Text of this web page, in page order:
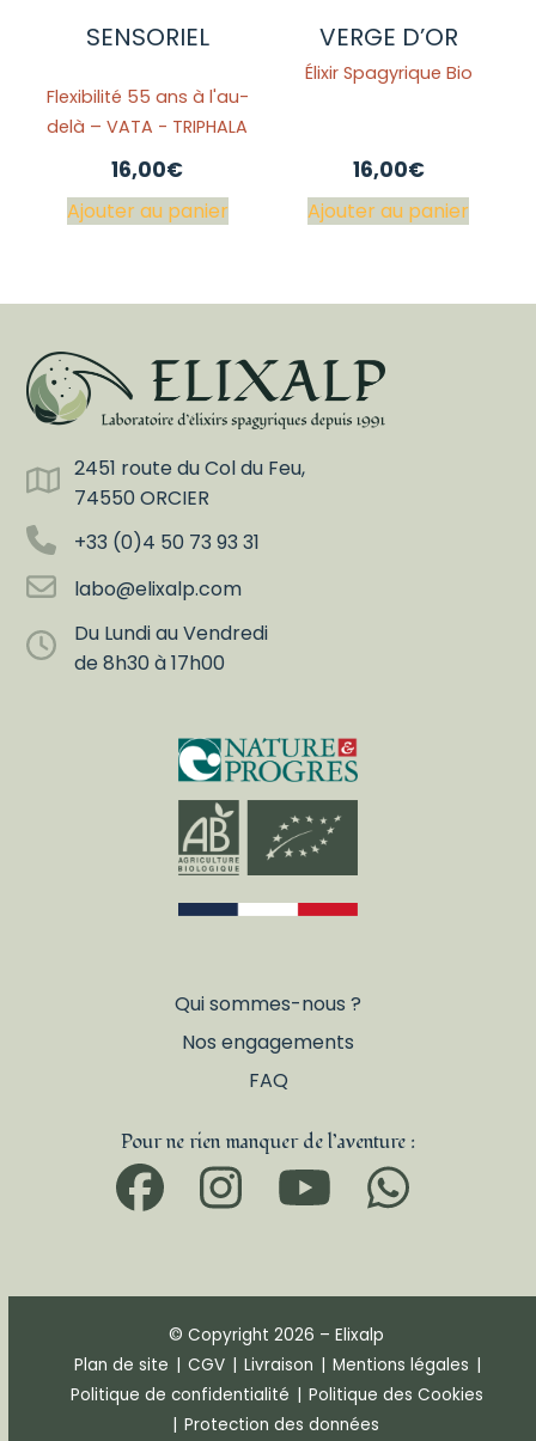
SENSORIEL
Flexibilité 55 ans à l'au-
delà – VATA - TRIPHALA
16,00€
Ajouter au panier
VERGE D’OR
Élixir Spagyrique Bio
16,00€
Ajouter au panier
2451 route du Col du Feu,
74550 ORCIER
+33 (0)4 50 73 93 31
labo@elixalp.com
Du Lundi au Vendredi
de 8h30 à 17h00
Qui sommes-nous ?
Nos engagements
FAQ
Pour ne rien manquer de l’aventure :
Facebook
Instagram
© Copyright 2026 – Elixalp
Plan de site | CGV | Livraison | Mentions légales |
Politique de confidentialité | Politique des Cookies
| Protection des données